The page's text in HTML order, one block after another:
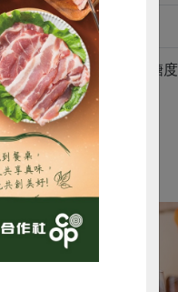
2、可依個人喜好調整糖度
買